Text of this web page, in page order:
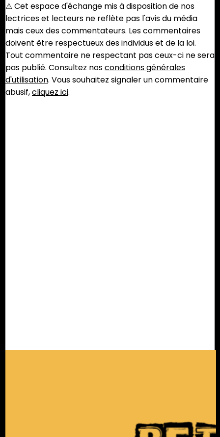
⚠︎ Cet espace d'échange mis à disposition de nos
lectrices et lecteurs ne reflète pas l'avis du média
mais ceux des commentateurs. Les commentaires
doivent être respectueux des individus et de la loi.
Tout commentaire ne respectant pas ceux-ci ne sera
pas publié. Consultez nosconditions générales
d'utilisation. Vous souhaitez signaler un commentaire
abusif,cliquez ici.